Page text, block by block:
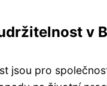
v
jsou pro